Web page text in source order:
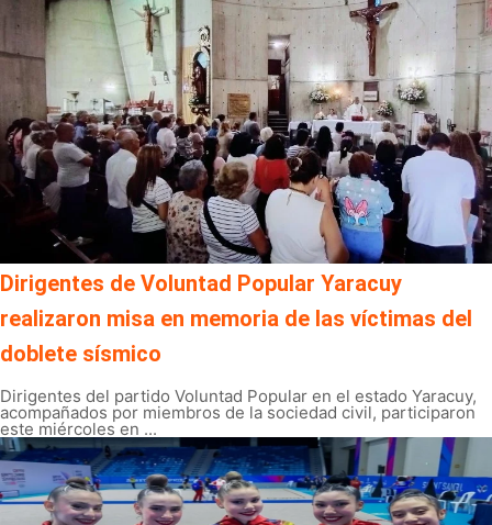
Dirigentes de Voluntad Popular Yaracuy
realizaron misa en memoria de las víctimas del
doblete sísmico
Dirigentes del partido Voluntad Popular en el estado Yaracuy,
acompañados por miembros de la sociedad civil, participaron
este miércoles en ...